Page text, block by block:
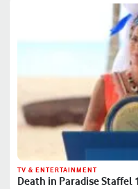
TV & ENTERTAINMENT
Death in Paradise Staffel